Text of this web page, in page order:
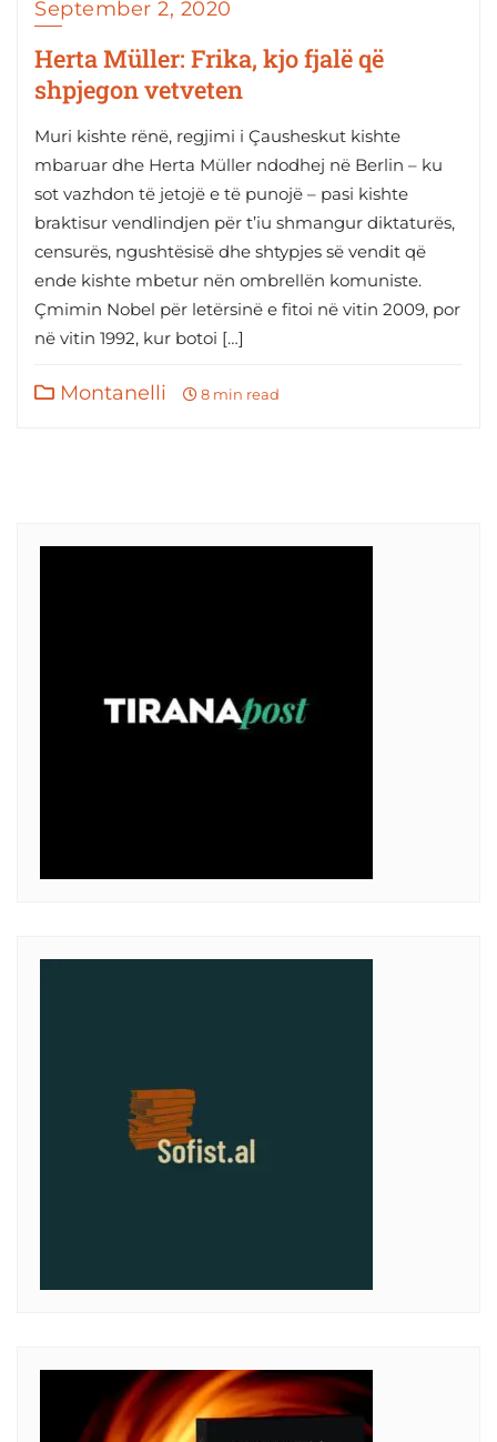
September 2, 2020
Herta Müller: Frika, kjo fjalë që
shpjegon vetveten
Muri kishte rënë, regjimi i Çausheskut kishte
mbaruar dhe Herta Müller ndodhej në Berlin – ku
sot vazhdon të jetojë e të punojë – pasi kishte
braktisur vendlindjen për t’iu shmangur diktaturës,
censurës, ngushtësisë dhe shtypjes së vendit që
ende kishte mbetur nën ombrellën komuniste.
Çmimin Nobel për letërsinë e fitoi në vitin 2009, por
në vitin 1992, kur botoi […]
Montanelli 8 min read